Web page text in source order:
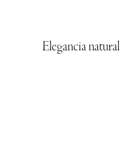
Elegancia natural